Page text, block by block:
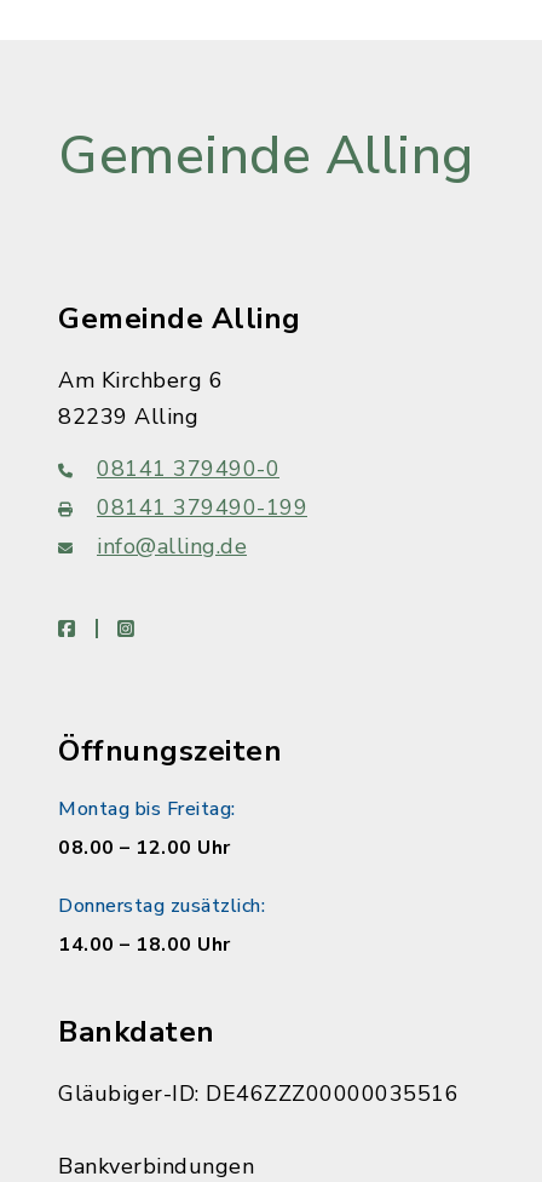
Gemeinde Alling
Gemeinde Alling
Am Kirchberg 6
82239 Alling
08141 379490-0
08141 379490-199
info@alling.de
facebookinstagram
Öffnungszeiten
Montag bis Freitag:
08.00 – 12.00 Uhr
Donnerstag zusätzlich:
14.00 – 18.00 Uhr
Bankdaten
Gläubiger-ID: DE46ZZZ00000035516
Bankverbindungen